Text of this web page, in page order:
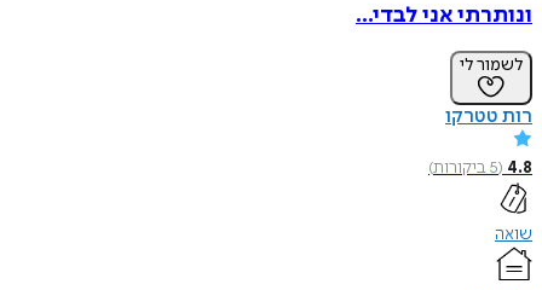
ונותרתי אני לבדי...
לשמור לי
רות טטרקו
4.8
(
5ביקורות)
שואה